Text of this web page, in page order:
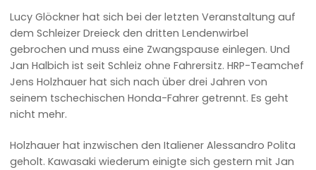
Lucy Glöckner hat sich bei der letzten Veranstaltung auf
dem Schleizer Dreieck den dritten Lendenwirbel
gebrochen und muss eine Zwangspause einlegen. Und
Jan Halbich ist seit Schleiz ohne Fahrersitz. HRP-Teamchef
Jens Holzhauer hat sich nach über drei Jahren von
seinem tschechischen Honda-Fahrer getrennt. Es geht
nicht mehr.
Holzhauer hat inzwischen den Italiener Alessandro Polita
geholt. Kawasaki wiederum einigte sich gestern mit Jan